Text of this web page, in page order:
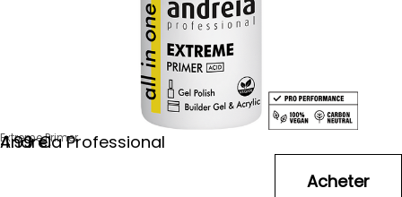
Extreme Primer
Andreia Professional
4.99 €